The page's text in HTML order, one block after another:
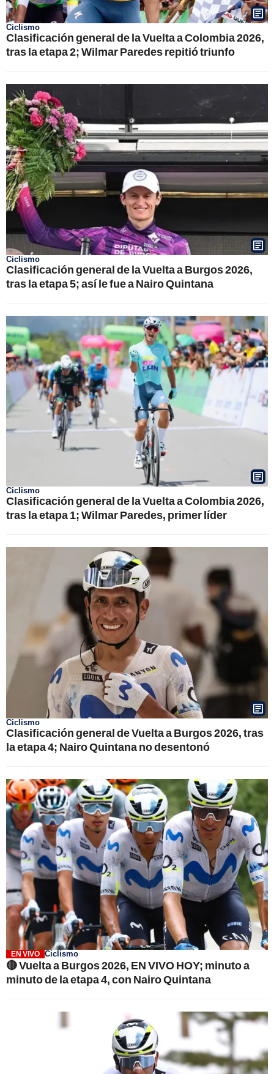
Ciclismo
Clasificación general de la Vuelta a Colombia 2026,
tras la etapa 2; Wilmar Paredes repitió triunfo
Ciclismo
Clasificación general de la Vuelta a Burgos 2026,
tras la etapa 5; así le fue a Nairo Quintana
Ciclismo
Clasificación general de la Vuelta a Colombia 2026,
tras la etapa 1; Wilmar Paredes, primer líder
Ciclismo
Clasificación general de Vuelta a Burgos 2026, tras
la etapa 4; Nairo Quintana no desentonó
EN VIVO Ciclismo
🔴 Vuelta a Burgos 2026, EN VIVO HOY; minuto a
minuto de la etapa 4, con Nairo Quintana